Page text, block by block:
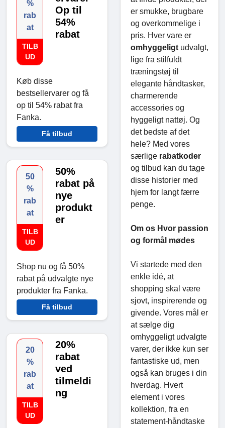
%
rab
at
TILB
UD
Op til
54%
rabat
Køb disse
bestsellervarer og få
op til 54% rabat fra
Fanka.
Få tilbud
50
%
rab
at
TILB
UD
50%
rabat på
nye
produkt
er
Shop nu og få 50%
rabat på udvalgte nye
produkter fra Fanka.
Få tilbud
20
%
rab
at
TILB
UD
20%
rabat
ved
tilmeldi
ng
er smukke, brugbare
og overkommelige i
pris. Hver vare er
omhyggeligt udvalgt,
lige fra stilfuldt
træningstøj til
elegante håndtasker,
charmerende
accessories og
hyggeligt nattøj. Og
det bedste af det
hele? Med vores
særlige rabatkoder
og tilbud kan du tage
disse historier med
hjem for langt færre
penge.
Om os Hvor passion
og formål mødes
Vi startede med den
enkle idé, at
shopping skal være
sjovt, inspirerende og
givende. Vores mål er
at sælge dig
omhyggeligt udvalgte
varer, der ikke kun ser
fantastiske ud, men
også kan bruges i din
hverdag. Hvert
element i vores
kollektion, fra en
statement-håndtaske